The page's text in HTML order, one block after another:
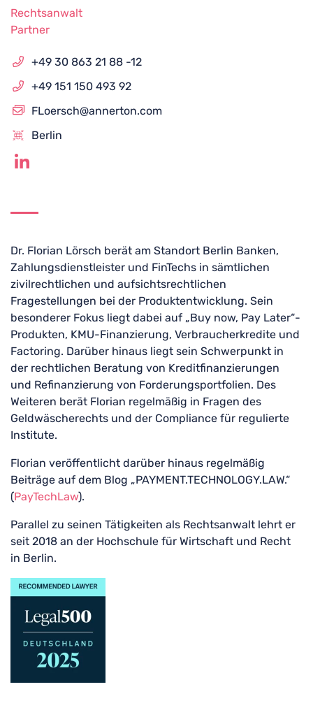
Rechtsanwalt
Partner
+49 30 863 21 88 -12
+49 151 150 493 92
FLoersch@annerton.com
Berlin
Dr. Florian Lörsch berät am Standort Berlin Banken,
Zahlungsdienstleister und FinTechs in sämtlichen
zivilrechtlichen und aufsichtsrechtlichen
Fragestellungen bei der Produktentwicklung. Sein
besonderer Fokus liegt dabei auf „Buy now, Pay Later“-
Produkten, KMU-Finanzierung, Verbraucherkredite und
Factoring. Darüber hinaus liegt sein Schwerpunkt in
der rechtlichen Beratung von Kreditfinanzierungen
und Refinanzierung von Forderungsportfolien. Des
Weiteren berät Florian regelmäßig in Fragen des
Geldwäscherechts und der Compliance für regulierte
Institute.
Florian veröffentlicht darüber hinaus regelmäßig
Beiträge auf dem Blog „PAYMENT.TECHNOLOGY.LAW.“
(PayTechLaw).
Parallel zu seinen Tätigkeiten als Rechtsanwalt lehrt er
seit 2018 an der Hochschule für Wirtschaft und Recht
in Berlin.